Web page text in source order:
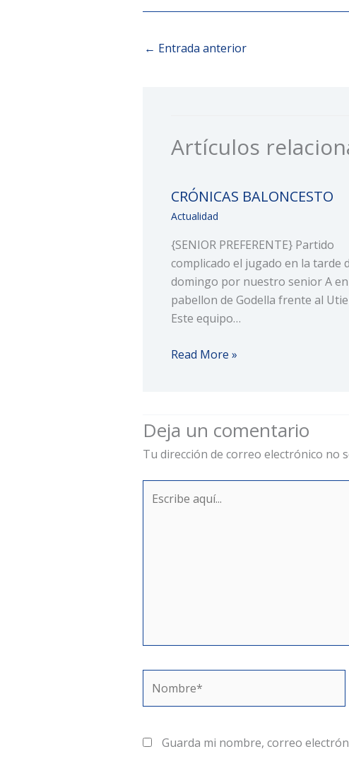
← Entrada anterior
Artículos
CRÓNICAS BALONCESTO
Actualidad
{SENIOR PREFERENTE} Partido
complicado el jugado en la tarde
domingo por nuestro senior A
pabellon de Godella frente al
Este equipo…
Read More »
Deja un comentario
Tu dirección de correo electrónico no
aquí...
Guarda mi nombre, correo